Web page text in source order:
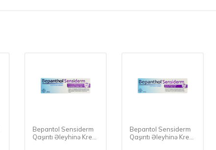
Bepantol Sensiderm
Qaşıntı Əleyhinə Krem
Bepantol Sensiderm
Qaşıntı Əleyhinə Krem